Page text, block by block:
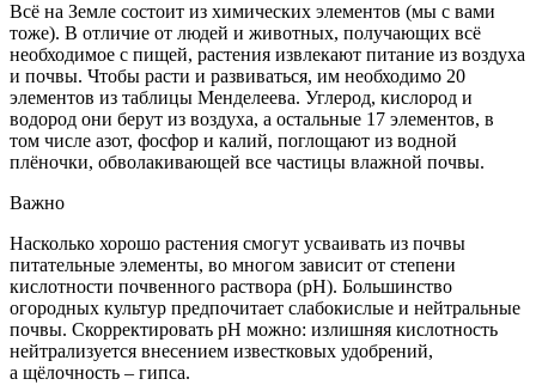
Всё на Земле состоит из химических элементов (мы с вами
тоже). В отличие от людей и животных, получающих всё
необходимое с пищей, растения извлекают питание из воздуха
и почвы. Чтобы расти и развиваться, им необходимо 20
элементов из таблицы Менде­леева. Углерод, кислород и
водород они берут из воздуха, а остальные 17 элементов, в
том числе азот, фосфор и калий, поглощают из водной
плёночки, обволакивающей все частицы влажной почвы.
Важно
Насколько хорошо растения смогут усваивать из почвы
питательные элементы, во многом зависит от степени
кислотности почвенного раствора (рН). Большинство
огородных культур предпочитает слабокислые и нейтральные
почвы. Скорректировать рН можно: излишняя кислотность
нейтрализуется внесением известковых удобрений,
а щёлочность – гипса.